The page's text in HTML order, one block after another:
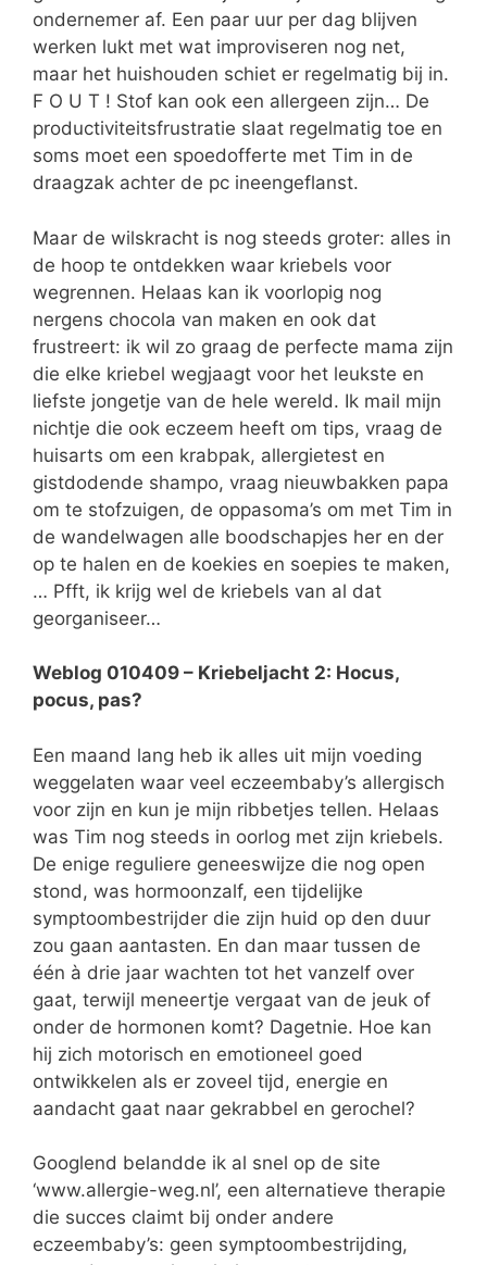
ondernemer af. Een paar uur per dag blijven
werken lukt met wat improviseren nog net,
maar het huishouden schiet er regelmatig bij in.
F O U T ! Stof kan ook een allergeen zijn… De
productiviteitsfrustratie slaat regelmatig toe en
soms moet een spoedofferte met Tim in de
draagzak achter de pc ineengeflanst.
Maar de wilskracht is nog steeds groter: alles in
de hoop te ontdekken waar kriebels voor
wegrennen. Helaas kan ik voorlopig nog
nergens chocola van maken en ook dat
frustreert: ik wil zo graag de perfecte mama zijn
die elke kriebel wegjaagt voor het leukste en
liefste jongetje van de hele wereld. Ik mail mijn
nichtje die ook eczeem heeft om tips, vraag de
huisarts om een krabpak, allergietest en
gistdodende shampo, vraag nieuwbakken papa
om te stofzuigen, de oppasoma’s om met Tim in
de wandelwagen alle boodschapjes her en der
op te halen en de koekies en soepies te maken,
… Pfft, ik krijg wel de kriebels van al dat
georganiseer…
Weblog 010409 – Kriebeljacht 2: Hocus,
pocus, pas?
Een maand lang heb ik alles uit mijn voeding
weggelaten waar veel eczeembaby’s allergisch
voor zijn en kun je mijn ribbetjes tellen. Helaas
was Tim nog steeds in oorlog met zijn kriebels.
De enige reguliere geneeswijze die nog open
stond, was hormoonzalf, een tijdelijke
symptoombestrijder die zijn huid op den duur
zou gaan aantasten. En dan maar tussen de
één à drie jaar wachten tot het vanzelf over
gaat, terwijl meneertje vergaat van de jeuk of
onder de hormonen komt? Dagetnie. Hoe kan
hij zich motorisch en emotioneel goed
ontwikkelen als er zoveel tijd, energie en
aandacht gaat naar gekrabbel en gerochel?
Googlend belandde ik al snel op de site
‘www.allergie-weg.nl’, een alternatieve therapie
die succes claimt bij onder andere
eczeembaby’s: geen symptoombestrijding,